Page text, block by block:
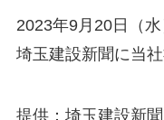
2023年9月20日（水
埼玉建設新聞に当
提供：埼玉建設新聞